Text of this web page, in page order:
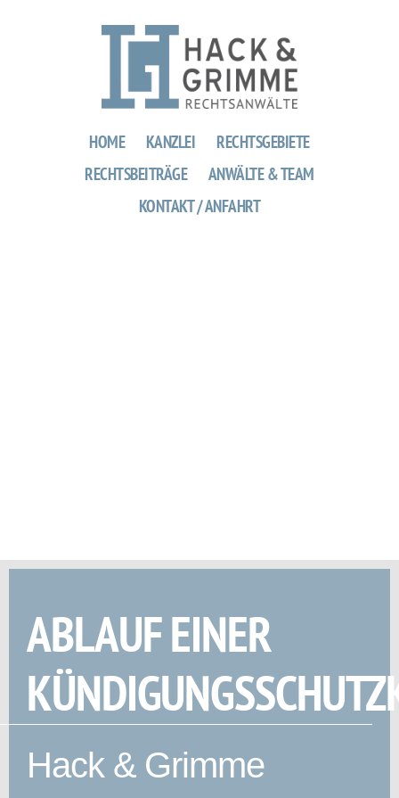
HOME KANZLEI
RECHTSGEBIETE
RECHTSBEITRÄGE
ANWÄLTE & TEAM
KONTAKT / ANFAHRT
ABLAUF EINER
Hack & Grimme